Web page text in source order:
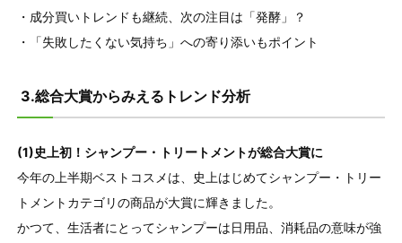
・成分買いトレンドも継続、次の注目は「発酵」？
・「失敗したくない気持ち」への寄り添いもポイント
3.総合大賞からみえるトレンド分析
(1)史上初！シャンプー・トリートメントが総合大賞に
今年の上半期ベストコスメは、史上はじめてシャンプー・トリー
トメントカテゴリの商品が大賞に輝きました。
かつて、生活者にとってシャンプーは日用品、消耗品の意味が強